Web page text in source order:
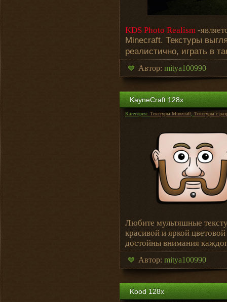
KDS Photo Realism -
Мinecraft. Текстуры
реалистично, играть в
Автор: mitya100990
KayneCraft 128х
Категория: Текстуры Minecraft Текстуры с
Любите мультяшные
красивой и яркой
достойны внимания
Автор: mitya100990
Kood 128х